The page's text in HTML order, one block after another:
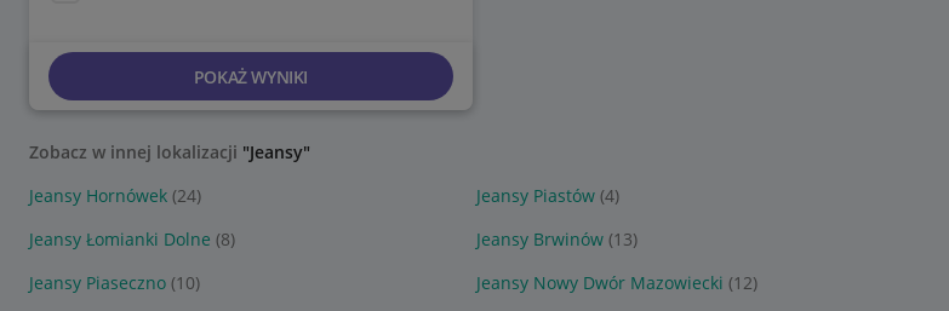
POKAŻ WYNIKI
Zobacz w innej lokalizacji "Jeansy"
Jeansy Hornówek (24) Jeansy Piastów (4)
Jeansy Łomianki Dolne (8) Jeansy Brwinów (13)
Jeansy Piaseczno (10) Jeansy Nowy Dwór Mazowiecki (12)